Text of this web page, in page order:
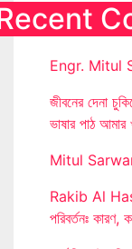
Engr. Mitul
জীবনের দেনা
ভাষার পাঠ
Mitul
Rakib Al
পরিবর্তনঃ কারণ,